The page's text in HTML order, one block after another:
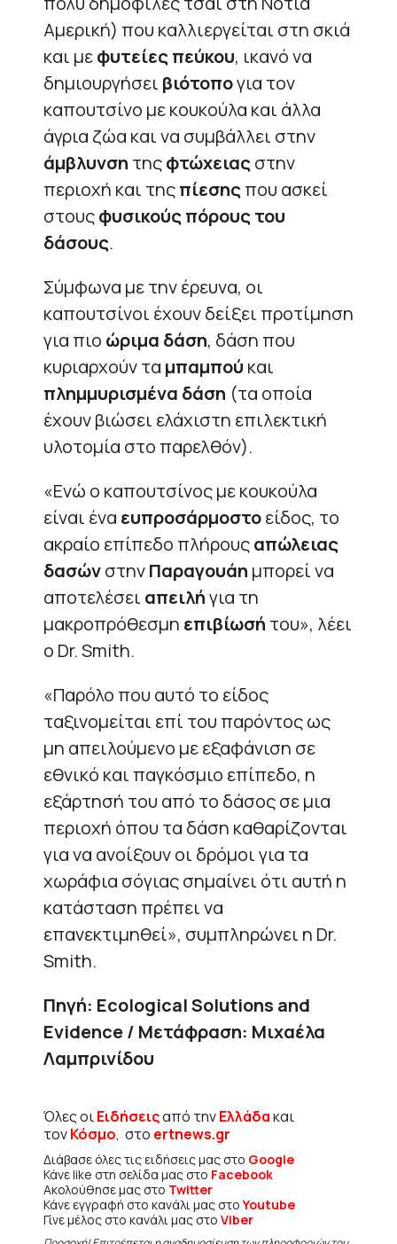
Αμερική) που καλλιεργείται στη σκιά
και μεφυτείες πεύκου, ικανό να
δημιουργήσει βιότοπογια τον
καπουτσίνο με κουκούλα και άλλα
άγρια ζώα και να συμβάλλει στην
άμβλυνση τηςφτώχειαςστην
περιοχή και τηςπίεσηςπου ασκεί
στουςφυσικούς πόρους του
δάσους.
Σύμφωνα με την έρευνα, οι
καπουτσίνοι έχουν δείξει προτίμηση
για πιο ώριμα δάση, δάση που
κυριαρχούν τα μπαμπού και
πλημμυρισμένα δάση (τα οποία
έχουν βιώσει ελάχιστη επιλεκτική
υλοτομία στο παρελθόν).
«Ενώ ο καπουτσίνος με κουκούλα
είναι ένα ευπροσάρμοστοείδος, το
ακραίο επίπεδο πλήρουςαπώλειας
δασώνστηνΠαραγουάη μπορεί να
αποτελέσει απειλήγια τη
μακροπρόθεσμη επιβίωσή του», λέει
ο Dr. Smith.
«Παρόλο που αυτό το είδος
ταξινομείται επί του παρόντος ως
μη απειλούμενο με εξαφάνιση σε
εθνικό και παγκόσμιο επίπεδο, η
εξάρτησή του από το δάσος σε μια
περιοχή όπου τα δάση καθαρίζονται
για να ανοίξουν οι δρόμοι για τα
χωράφια σόγιας σημαίνει ότι αυτή η
κατάσταση πρέπει να
επανεκτιμηθεί», συμπληρώνει η Dr.
Smith.
Πηγή: Ecological Solutions and
Evidence / Μετάφραση: Μιχαέλα
Λαμπρινίδου
Όλες οιΕιδήσειςαπό τηνΕλλάδακαι
τονΚόσμο, στο ertnews.gr
Διάβασε όλες τις ειδήσεις μας στο Google
Κάνε like στη σελίδα μας στο Facebook
Ακολούθησε μας στο Twitter
Κάνε εγγραφή στο κανάλι μας στοYoutube
Γίνε μέλος στο κανάλι μας στο Viber